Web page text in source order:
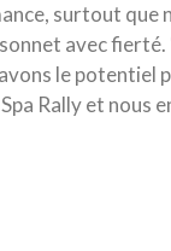
surtout que
avec fierté.
le potentiel
Rally et nous